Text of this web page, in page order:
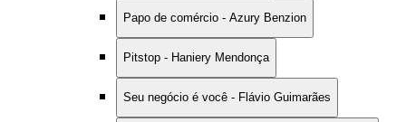
Papo de comércio - Azury Benzion
Pitstop - Haniery Mendonça
Seu negócio é você - Flávio Guimarães